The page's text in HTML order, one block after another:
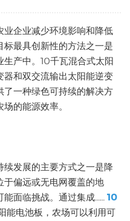
企业减少环境影响和降低
最具创新性的方法之一是
产中。10千瓦混合式太阳
和双交流输出太阳能逆变
一种绿色可持续的解决方
的能源效率。
发展的主要方式之一是降
于偏远或无电网覆盖的地
能面临挑战。通过集成…… 10
能电池板，农场可以利用可